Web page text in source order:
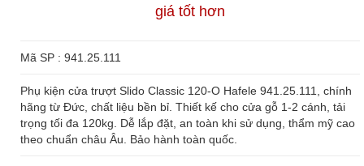
giá tốt hơn
Mã SP : 941.25.111
Phụ kiện cửa trượt Slido Classic 120-O Hafele 941.25.111, chính
hãng từ Đức, chất liệu bền bỉ. Thiết kế cho cửa gỗ 1-2 cánh, tải
trọng tối đa 120kg. Dễ lắp đặt, an toàn khi sử dụng, thẩm mỹ cao
theo chuẩn châu Âu. Bảo hành toàn quốc.